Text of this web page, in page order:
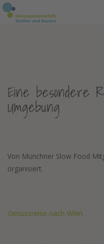
Eine besondere
Umgebung
Von Münchner Slow Food
organisiert.
Genussreise-nach-Wien